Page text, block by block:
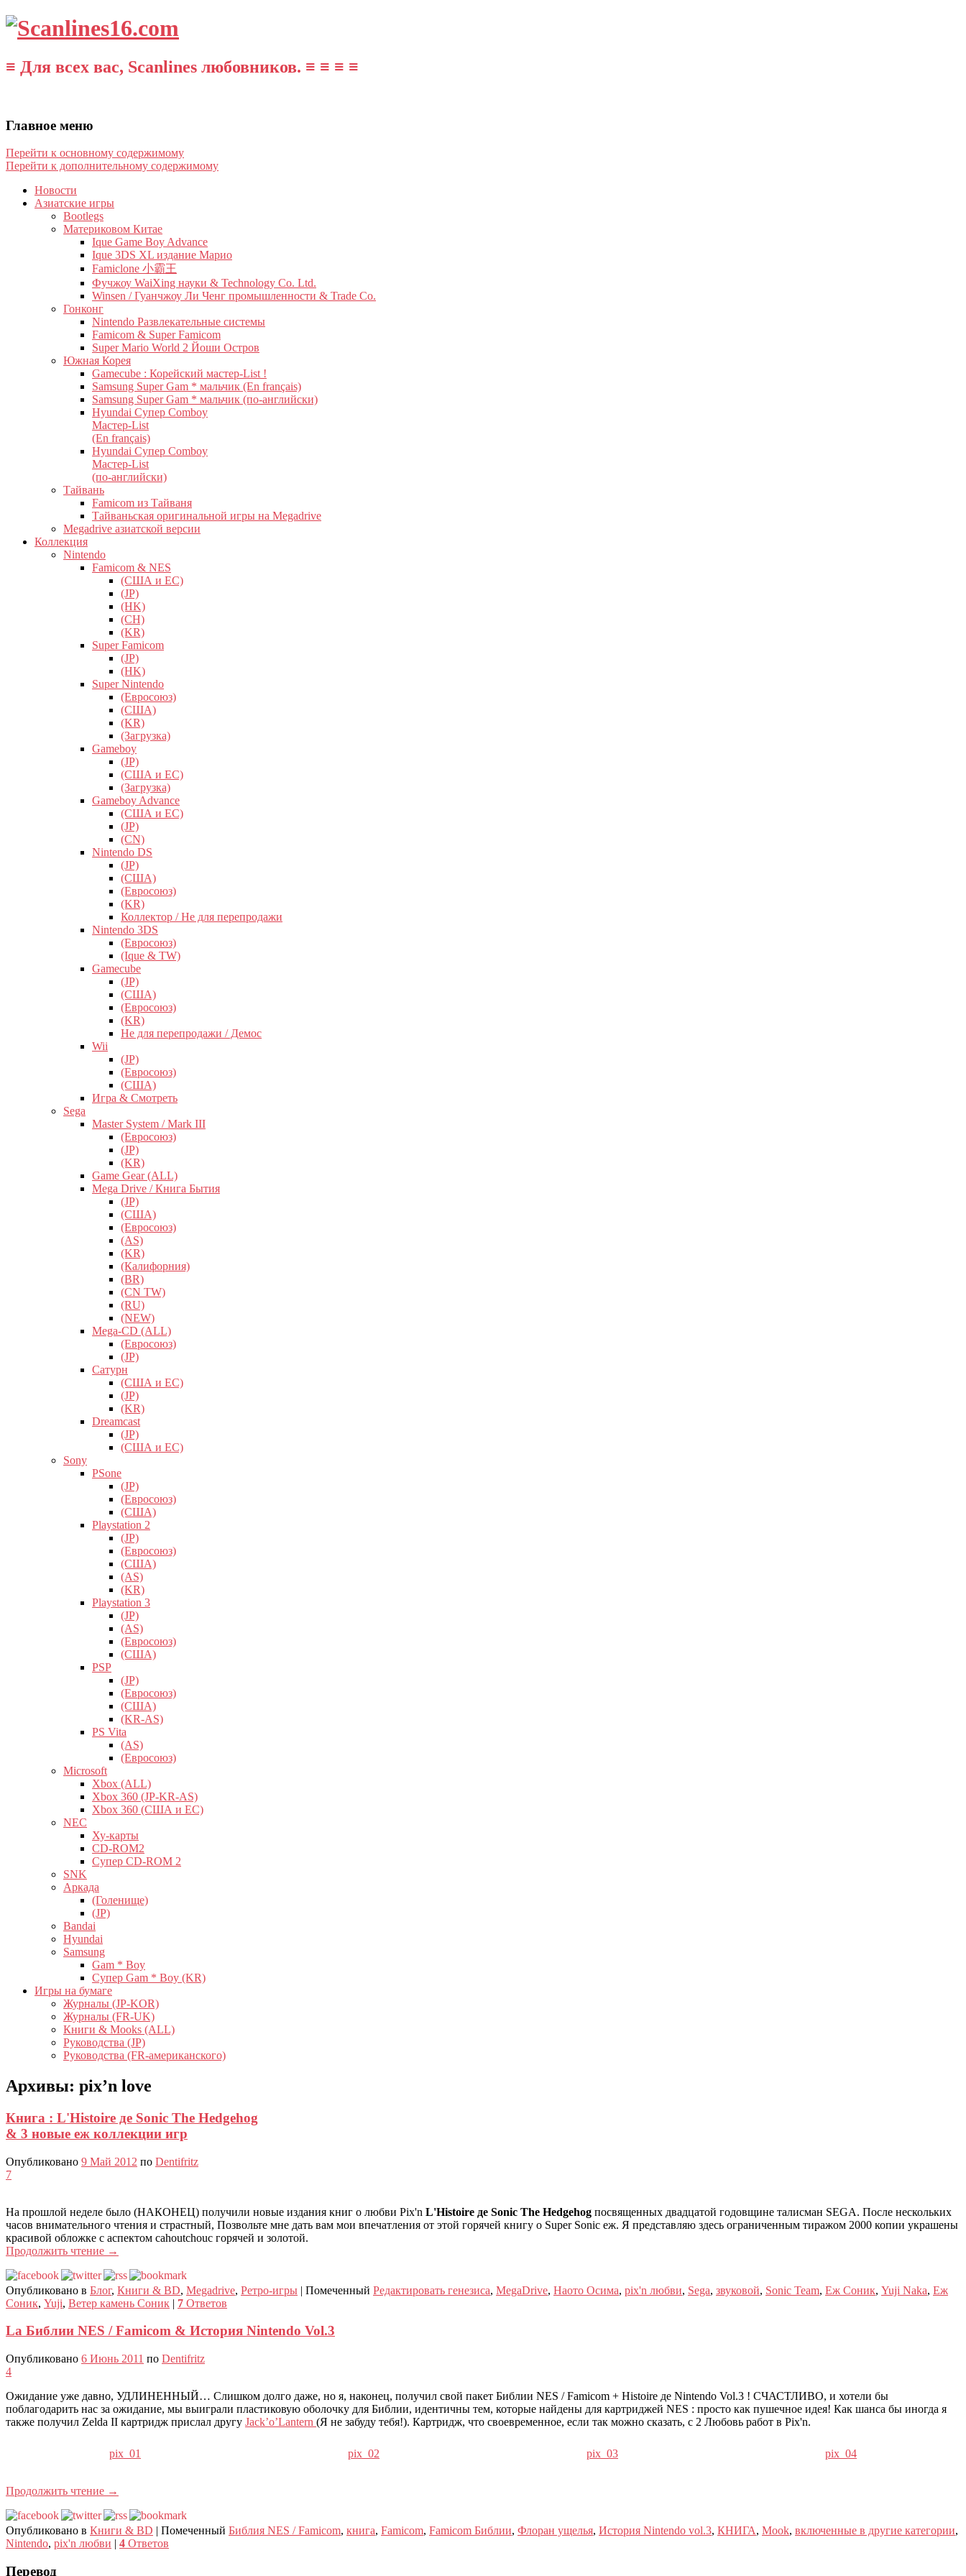
≡ Для всех вас, Scanlines любовников. ≡ ≡ ≡ ≡
Главное меню
Перейти к основному содержимому
Перейти к дополнительному содержимому
Новости
Азиатские игры
Bootlegs
Материковом Китае
Ique Game Boy Advance
Ique 3DS XL издание Марио
Famiclone 小霸王
Фучжоу WaiXing науки & Technology Co. Ltd.
Winsen / Гуанчжоу Ли Ченг промышленности & Trade Co.
Гонконг
Nintendo Развлекательные системы
Famicom & Super Famicom
Super Mario World 2 Йоши Остров
Южная Корея
Gamecube : Корейский мастер-List !
Samsung Super Gam * мальчик (En français)
Samsung Super Gam * мальчик (по-английски)
Hyundai Супер Comboy
Мастер-List
(En français)
Hyundai Супер Comboy
Мастер-List
(по-английски)
Тайвань
Famicom из Тайваня
Тайваньская оригинальной игры на Megadrive
Megadrive азиатской версии
Коллекция
Nintendo
Famicom & NES
(США и ЕС)
(JP)
(HK)
(CH)
(KR)
Super Famicom
(JP)
(HK)
Super Nintendo
(Евросоюз)
(США)
(KR)
(Загрузка)
Gameboy
(JP)
(США и ЕС)
(Загрузка)
Gameboy Advance
(США и ЕС)
(JP)
(CN)
Nintendo DS
(JP)
(США)
(Евросоюз)
(KR)
Коллектор / Не для перепродажи
Nintendo 3DS
(Евросоюз)
(Ique & TW)
Gamecube
(JP)
(США)
(Евросоюз)
(KR)
Не для перепродажи / Демос
Wii
(JP)
(Евросоюз)
(США)
Игра & Смотреть
Sega
Master System / Mark III
(Евросоюз)
(JP)
(KR)
Game Gear (ALL)
Mega Drive / Книга Бытия
(JP)
(США)
(Евросоюз)
(AS)
(KR)
(Калифорния)
(BR)
(CN TW)
(RU)
(NEW)
Mega-CD (ALL)
(Евросоюз)
(JP)
Сатурн
(США и ЕС)
(JP)
(KR)
Dreamcast
(JP)
(США и ЕС)
Sony
PSone
(JP)
(Евросоюз)
(США)
Playstation 2
(JP)
(Евросоюз)
(США)
(AS)
(KR)
Playstation 3
(JP)
(AS)
(Евросоюз)
(США)
PSP
(JP)
(Евросоюз)
(США)
(KR-AS)
PS Vita
(AS)
(Евросоюз)
Microsoft
Xbox (ALL)
Xbox 360 (JP-KR-AS)
Xbox 360 (США и ЕС)
NEC
Ху-карты
CD-ROM2
Супер CD-ROM 2
SNK
Аркада
(Голенище)
(JP)
Bandai
Hyundai
Samsung
Gam * Boy
Супер Gam * Boy (KR)
Игры на бумаге
Журналы (JP-KOR)
Журналы (FR-UK)
Книги & Mooks (ALL)
Руководства (JP)
Руководства (FR-американского)
Архивы: pix’n love
Книга : L'Histoire де Sonic The Hedgehog
& 3 новые еж коллекции игр
Опубликовано 9 Май 2012 по Dentifritz
7
На прошлой неделе было (НАКОНЕЦ) получили новые издания книг о любви Pix'n L'Histoire де Sonic The Hedgehog посвященных двадцатой годовщине талисман SEGA. После нескольких
часов внимательного чтения и страстный, Позвольте мне дать вам мои впечатления от этой горячей книгу о Super Sonic еж. Я представляю здесь ограниченным тиражом 2000 копии украшены
красивой обложке с аспектом cahoutchouc горячей и золотой.
Продолжить чтение →
Опубликовано в Блог, Книги & BD, Megadrive, Ретро-игры | Помеченный Редактировать генезиса, MegaDrive, Наото Осима, pix'n любви, Sega, звуковой, Sonic Team, Еж Соник, Yuji Naka, Еж
Соник, Yuji, Ветер камень Соник | 7 Ответов
La Библии NES / Famicom & История Nintendo Vol.3
Опубликовано 6 Июнь 2011 по Dentifritz
4
Ожидание уже давно, УДЛИНЕННЫЙ… Слишком долго даже, но я, наконец, получил свой пакет Библии NES / Famicom + Histoire де Nintendo Vol.3 ! СЧАСТЛИВО, и хотели бы
поблагодарить нас за ожидание, мы выиграли пластиковую оболочку для Библии, идентичны тем, которые найдены для картриджей NES : просто как пушечное идея! Как шанса бы иногда я
также получил Zelda II картридж прислал другу Jack’o’Lantern (Я не забуду тебя!). Картридж, что своевременное, если так можно сказать, с 2 Любовь работ в Pix'n.
pix_01 pix_02 pix_03 pix_04
Продолжить чтение →
Опубликовано в Книги & BD | Помеченный Библия NES / Famicom, книга, Famicom, Famicom Библии, Флоран ущелья, История Nintendo vol.3, КНИГА, Mook, включенные в другие категории,
Nintendo, pix'n любви | 4 Ответов
Перевод